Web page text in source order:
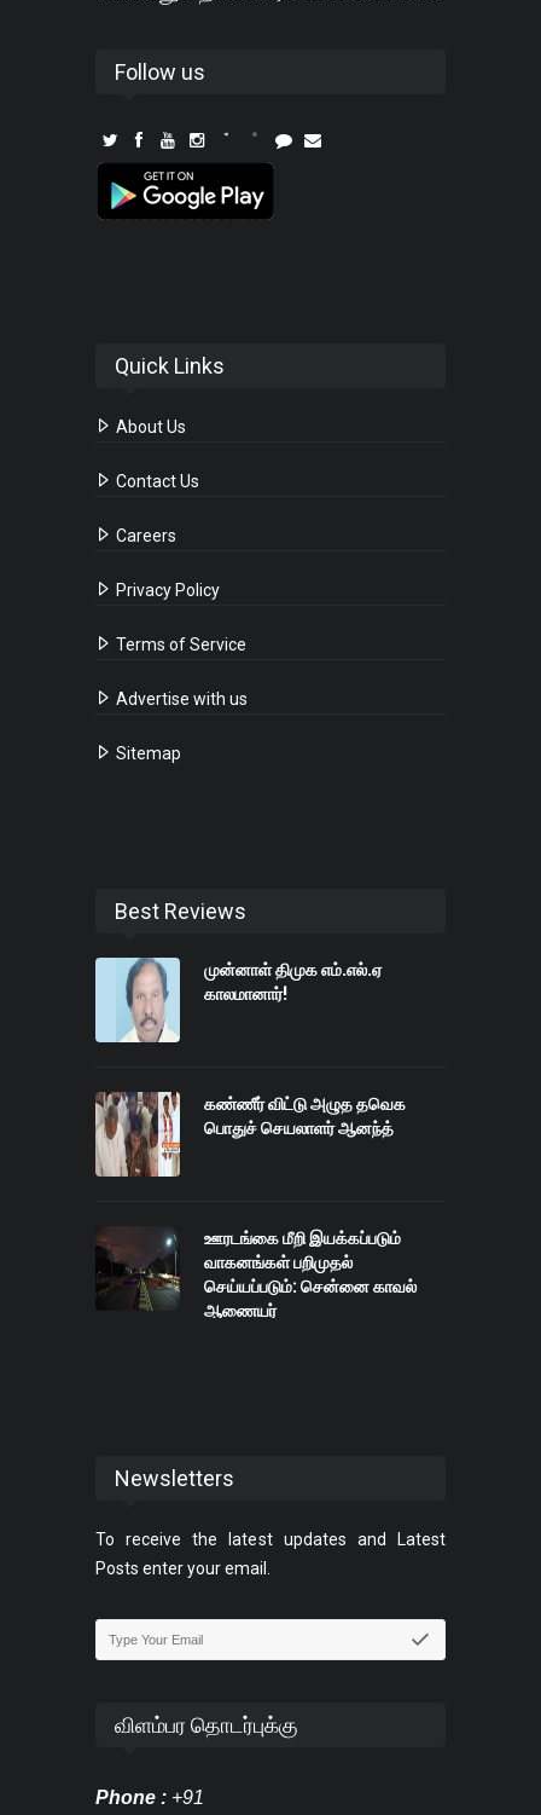
Follow us
Quick Links
About Us
Contact Us
Careers
Privacy Policy
Terms of Service
Advertise with us
Sitemap
Best Reviews
முன்னாள் திமுக எம்.எல்.ஏ
காலமானார்!
கண்ணீர் விட்டு அழுத தவெக
பொதுச் செயலாளர் ஆனந்த்
ஊரடங்கை மீறி இயக்கப்படும்
வாகனங்கள் பறிமுதல்
செய்யப்படும்: சென்னை காவல்
ஆணையர்
Newsletters
To receive the latest updates and Latest
Posts enter your email.
விளம்பர தொடர்புக்கு
Phone : +91